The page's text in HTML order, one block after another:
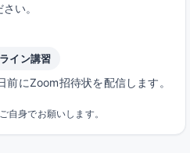
さい。
イン講習
にZoom招待状を配信します。
自身でお願いします。